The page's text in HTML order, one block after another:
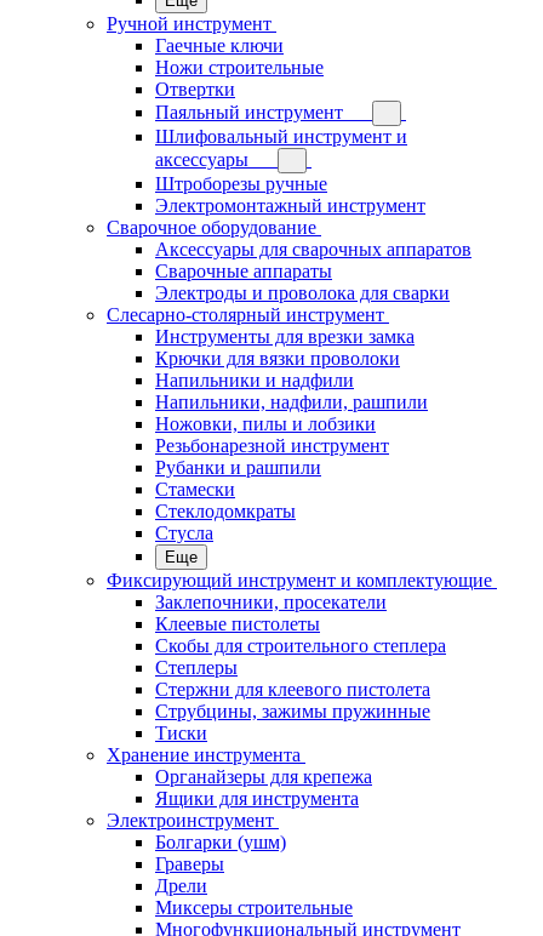
Ручной инструмент
Гаечные ключи
Ножи строительные
Отвертки
Паяльный инструмент
Шлифовальный инструмент и
аксессуары
Штроборезы ручные
Электромонтажный инструмент
Сварочное оборудование
Аксессуары для сварочных аппаратов
Сварочные аппараты
Электроды и проволока для сварки
Слесарно-столярный инструмент
Инструменты для врезки замка
Крючки для вязки проволоки
Напильники и надфили
Напильники, надфили, рашпили
Ножовки, пилы и лобзики
Резьбонарезной инструмент
Рубанки и рашпили
Стамески
Стеклодомкраты
Стусла
Еще
Фиксирующий инструмент и комплектующие
Заклепочники, просекатели
Клеевые пистолеты
Скобы для строительного степлера
Степлеры
Стержни для клеевого пистолета
Струбцины, зажимы пружинные
Тиски
Хранение инструмента
Органайзеры для крепежа
Ящики для инструмента
Электроинструмент
Болгарки (ушм)
Граверы
Дрели
Миксеры строительные
Многофункциональный инструмент